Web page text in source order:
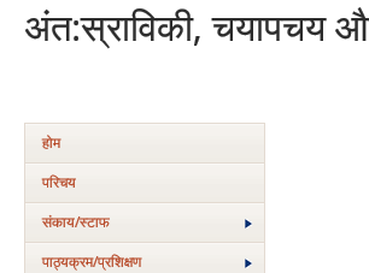
अंत:स्राविकी, चयापचय
होम
परिचय
संकाय/स्‍टाफ
पाठ्यक्रम/प्रशिक्षण